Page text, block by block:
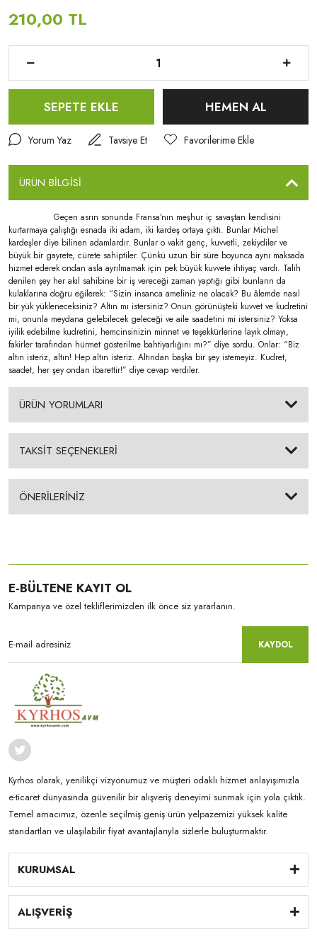
210,00 TL
SEPETE EKLE HEMEN AL
Yorum Yaz Tavsiye Et
ÜRÜN BİLGİSİ
Geçen asrın sonunda Fransa’nın meşhur iç savaştan kendisini
kurtarmaya çalıştığı esnada iki adam, iki kardeş ortaya çıktı. Bunlar Michel
kardeşler diye bilinen adamlardır. Bunlar o vakit genç, kuvvetli, zekiydiler ve
büyük bir gayrete, cürete sahiptiler. Çünkü uzun bir süre boyunca aynı maksada
hizmet ederek ondan asla ayrılmamak için pek büyük kuvvete ihtiyaç vardı. Talih
denilen şey her akıl sahibine bir iş vereceği zaman yaptığı gibi bunların da
kulaklarına doğru eğilerek: “Sizin insanca ameliniz ne olacak? Bu âlemde nasıl
bir yük yükleneceksiniz? Altın mı istersiniz? Onun görünüşteki kuvvet ve kudretini
mi, onunla meydana gelebilecek geleceği ve aile saadetini mi istersiniz? Yoksa
iyilik edebilme kudretini, hemcinsinizin minnet ve teşekkürlerine layık olmayı,
fakirler tarafından hürmet gösterilme bahtiyarlığını mı?” diye sordu. Onlar: “Biz
altın isteriz, altın! Hep altın isteriz. Altından başka bir şey istemeyiz. Kudret,
saadet, her şey ondan ibarettir!” diye cevap verdiler.
ÜRÜN YORUMLARI
TAKSİT SEÇENEKLERİ
ÖNERİLERİNİZ
E-BÜLTENE KAYIT OL
Kampanya ve özel tekliflerimizden ilk önce siz yararlanın.
KAYDOL
Kyrhos olarak, yenilikçi vizyonumuz ve müşteri odaklı hizmet anlayışımızla
e-ticaret dünyasında güvenilir bir alışveriş deneyimi sunmak için yola çıktık.
Temel amacımız, özenle seçilmiş geniş ürün yelpazemizi yüksek kalite
standartları ve ulaşılabilir fiyat avantajlarıyla sizlerle buluşturmaktır.
KURUMSAL
ALIŞVERİŞ
Din,Dinler Tarihi
Edebiyat,100 Temel Eser Lise
Edebiyat,100 Temel Eser Lise,Hikâye
Edebiyat,Anı - Anlatı
Edebiyat,Anı - Anlatı,Mektup
Edebiyat,Biyografi - Otobiyografi
Edebiyat,Çizgi Roman
Edebiyat,Deneme
Edebiyat,Edebiyat - Diğer
Edebiyat,Edebiyat Tarihi
Edebiyat,Halk Edebiyatı
Edebiyat,Hiciv - Mizah
Edebiyat,Hikaye - Öykü,Hikâye
Edebiyat,Masal
Edebiyat,Roman - Biyografik
Edebiyat,Roman - Dünya Klasikleri
Edebiyat,Roman - Dünya Klasikleri,Hikâye
Edebiyat,Roman - Fantastik
Edebiyat,Roman - Macera / Aksiyon
Edebiyat,Roman - Polisiye
Edebiyat,Roman - Politik / Politik Kurgu
Edebiyat,Roman - Türk Klasikleri